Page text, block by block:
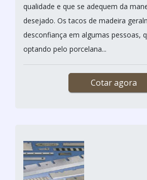
qualidade e que se adequem da
desejado. Os tacos de madeira
desconfiança em algumas pessoas,
optando pelo porcelana...
Cotar agora